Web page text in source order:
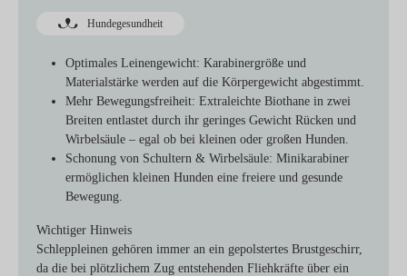
Hundegesundheit
Optimales Leinengewicht: Karabinergröße und
Materialstärke werden auf die Körpergewicht abgestimmt.
Mehr Bewegungsfreiheit: Extraleichte Biothane in zwei
Breiten entlastet durch ihr geringes Gewicht Rücken und
Wirbelsäule – egal ob bei kleinen oder großen Hunden.
Schonung von Schultern & Wirbelsäule: Minikarabiner
ermöglichen kleinen Hunden eine freiere und gesunde
Bewegung.
Wichtiger Hinweis
Schleppleinen gehören immer an ein gepolstertes Brustgeschirr,
da die bei plötzlichem Zug entstehenden Fliehkräfte über ein